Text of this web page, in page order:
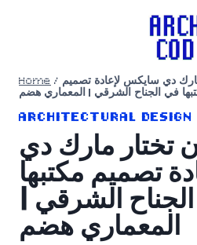
Home / دي سايكس لإعادة تصميم
في الجناح الشرقي | المعماري هضم
ARCHITECTURAL DESIGN
تختار مارك دي
تصميم مكتبها
الشرقي |
المعماري هضم